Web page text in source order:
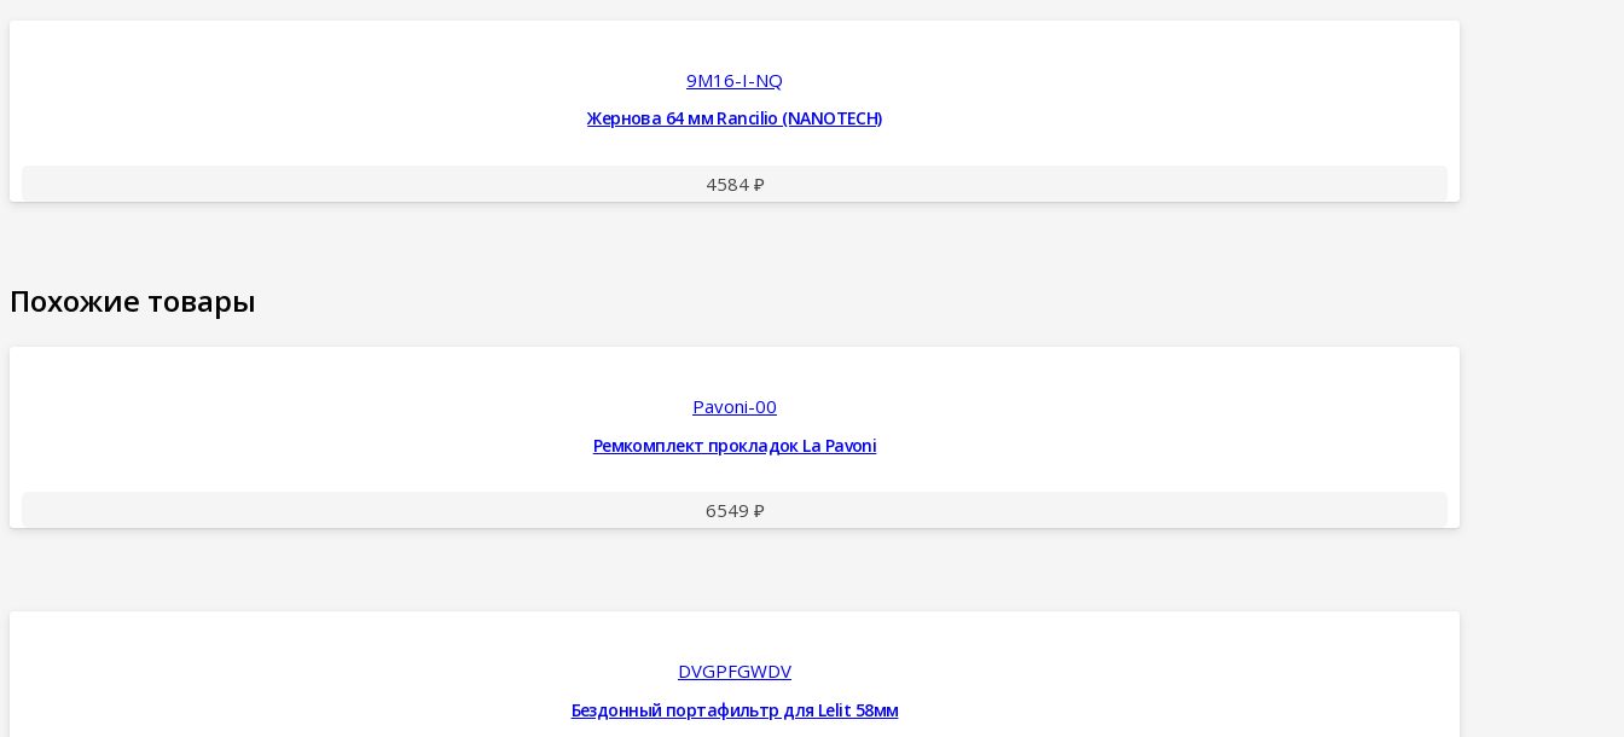
9M16-I-NQ
Жернова 64 мм Rancilio (NANOTECH)
4584 ₽
Похожие товары
Pavoni-00
Ремкомплект прокладок La Pavoni
6549 ₽
DVGPFGWDV
Бездонный портафильтр для Lelit 58мм